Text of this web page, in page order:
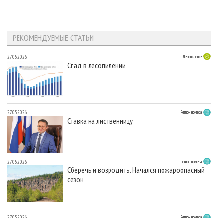
РЕКОМЕНДУЕМЫЕ СТАТЬИ
27.05.2026 Лесопиление
Спад в лесопилении
27.05.2026 Регион номера
Ставка на лиственницу
27.05.2026 Регион номера
Сберечь и возродить. Начался пожароопасный
сезон